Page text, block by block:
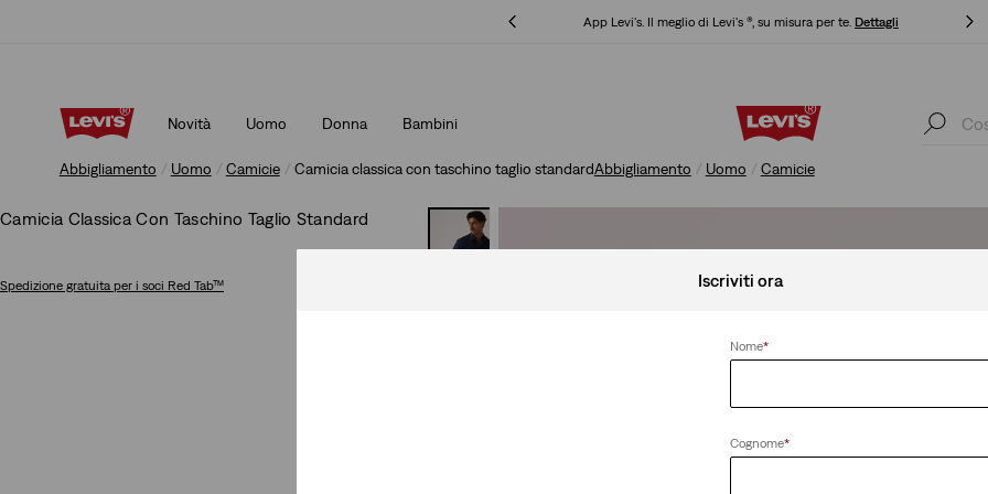
Politica di spedizione e resi AggiornataDettagli
Novità Uomo Donna Bambini
Politica di spedizione e resi Aggiornata
Abbigliamento Uomo Camicie Camicia classica con taschino taglio standardAbbigliamento Uomo Camicie
Camicia Classica Con Taschino Taglio Standard
Spedizione gratuita per i soci Red Tab™ Iscriviti ora
Nome*
Cognome*